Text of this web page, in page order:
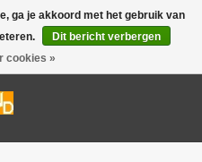
0 Artikelen - €0,00
ga je akkoord met het gebruik van
Dit bericht verbergen
cookies »